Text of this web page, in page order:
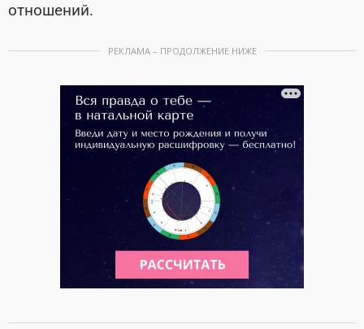
отношений.
РЕКЛАМА – ПРОДОЛЖЕНИЕ НИЖЕ